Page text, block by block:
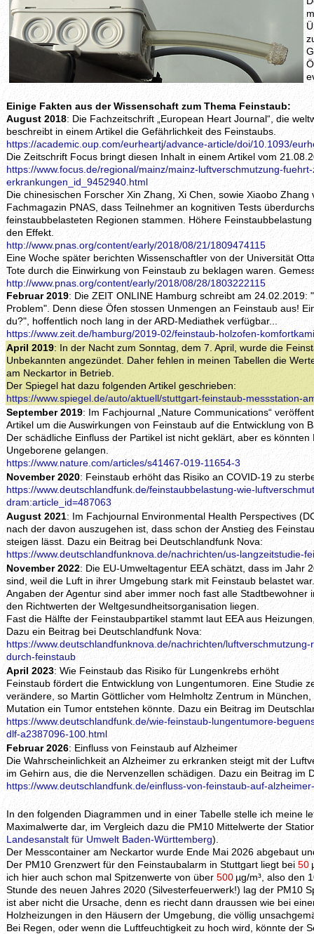
Einige Fakten aus der Wissenschaft zum Thema Feinstaub:
August 2018: Die Fachzeitschrift „European Heart Journal“, die
beschreibt in einem Artikel die Gefährlichkeit des Feinstaubs.
https://academic.oup.com/eurheartj/advance-article/doi/10.1093/
Die Zeitschrift Focus bringt diesen Inhalt in einem Artikel vom
https://www.focus.de/regional/mainz/mainz-luftverschmutzung-
erkrankungen_id_9452940.html
Die chinesischen Forscher Xin Zhang, Xi Chen, sowie Xiaobo
Fachmagazin PNAS, dass Teilnehmer an kognitiven Tests
feinstaubbelasteten Regionen stammen. Höhere
den Effekt.
http://www.pnas.org/content/early/2018/08/21/1809474115
Eine Woche später berichten Wissenschaftler von der Universität
Tote durch die Einwirkung von Feinstaub zu beklagen waren.
http://www.pnas.org/content/early/2018/08/28/1803222115
Februar 2019: Die ZEIT ONLINE Hamburg schreibt am 24.02.2019:
Problem". Denn diese Öfen stossen Unmengen an Feinstaub aus!
du?", hoffentlich noch lang in der ARD-Mediathek verfügbar...
https://www.zeit.de/hamburg/2019-02/feinstaub-holzofen-
April 2019: In der Nacht zum Sonntag, dem 7. April, wurde die
Unbekannten angezündet. Daher fehlen in meinen Tabellen die
am Neckartor in Betrieb.
Der Spiegel hat dazu folgenden Artikel geschrieben:
https://www.spiegel.de/auto/aktuell/stuttgart-feinstaub-messstation-
September 2019: Im Fachjournal „Nature Communications“
Artikel um die Auswirkungen von Feinstaub auf die Entwicklung von
Der schädliche Einfluss der Partikel ist nicht geklärt, aber es
Ungeborene gelangen.
https://www.nature.com/articles/s41467-019-11654-3
November 2020: Feinstaub erhöht das Risiko an COVID-19 zu
https://www.deutschlandfunk.de/feinstaubbelastung-wie-
dram:article_id=487063
August 2021: Im Fachjournal Environmental Health Perspectives
nach der davon auszugehen ist, dass schon der Anstieg des
steigen lässt. Dazu ein Beitrag bei Deutschlandfunk Nova:
https://www.deutschlandfunknova.de/nachrichten/us-langzeitstudie-
November 2022: Die EU-Umweltagentur EEA schätzt, dass im Jahr
sind, weil die Luft in ihrer Umgebung stark mit Feinstaub belastet
Angaben der Agentur sind aber immer noch fast alle
den Richtwerten der Weltgesundheitsorganisation liegen.
Fast die Hälfte der Feinstaubpartikel stammt laut EEA aus
Dazu ein Beitrag bei Deutschlandfunk Nova:
https://www.deutschlandfunknova.de/nachrichten/
durch-feinstaub
April 2023: Wie Feinstaub das Risiko für Lungenkrebs erhöht
Feinstaub fördert die Entwicklung von Lungentumoren. Eine Studie
verändere, so Martin Göttlicher vom Helmholtz Zentrum in
Mutation ein Tumor entstehen könnte. Dazu ein Beitrag im
https://www.deutschlandfunk.de/wie-feinstaub-lungentumore-
dlf-a2387096-100.html
Februar 2026: Einfluss von Feinstaub auf Alzheimer
Die Wahrscheinlichkeit an Alzheimer zu erkranken steigt mit der
im Gehirn aus, die die Nervenzellen schädigen. Dazu ein Beitrag im
https://www.deutschlandfunk.de/einfluss-von-feinstaub-auf-
In den folgenden Diagrammen und in einer Tabelle stelle ich meine
Maximalwerte dar, im Vergleich dazu die PM10 Mittelwerte der
Landesanstalt für Umwelt Baden-Württemberg).
Der Messcontainer am Neckartor wurde Ende Mai 2026 abgebaut
Der PM10 Grenzwert für den Feinstaubalarm in Stuttgart liegt bei 50
ich hier auch schon mal Spitzenwerte von über 500 µg/m³, also den
Stunde des neuen Jahres 2020 (Silvesterfeuerwerk!) lag der PM10
ist aber nicht die Ursache, denn es riecht dann draussen wie bei
Holzheizungen in den Häusern der Umgebung, die völlig
Bei Regen, oder wenn die Luftfeuchtigkeit zu hoch wird, könnte der